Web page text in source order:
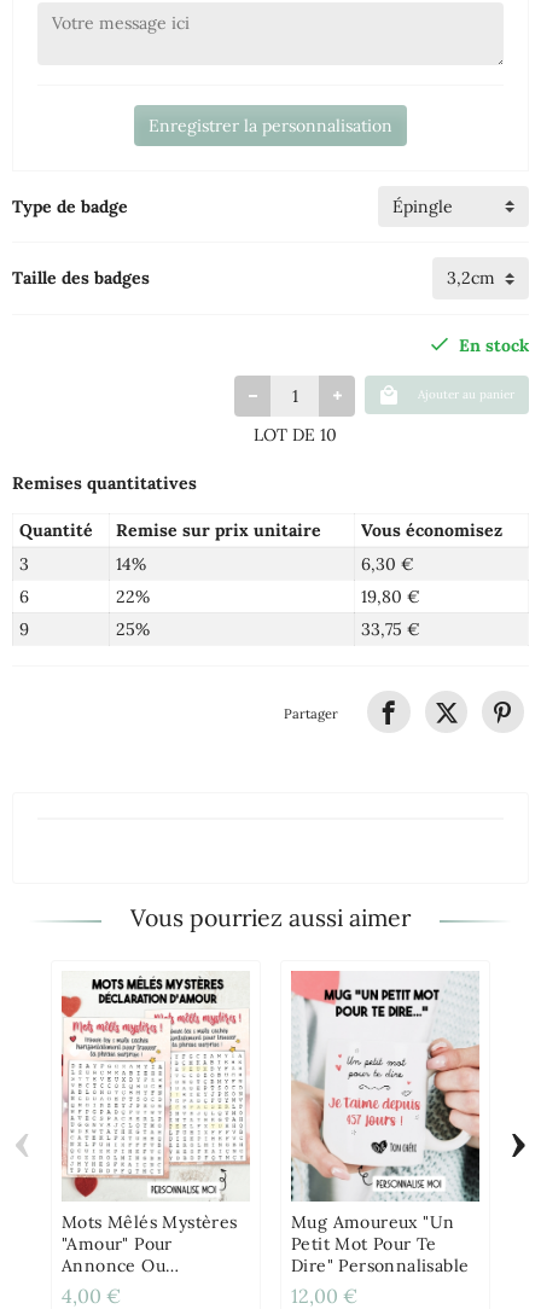
Enregistrer la personnalisation
Type de badge
Taille des badges
En stock
Ajouter au panier
LOT DE 10
Remises quantitatives
Quantité Remise sur prix unitaire
Vous économisez
3
14%
6,30 €
6
22%
19,80 €
9
25% 33,75 €
Partager
Vous pourriez aussi aimer
Mots Mêlés Mystères
"amour" Pour
Annonce Ou
Demande Originale
4,00 €
Mug Amoureux "Un
Petit Mot Pour Te
Dire" Personnalisable
12,00 €
6
‹ ›